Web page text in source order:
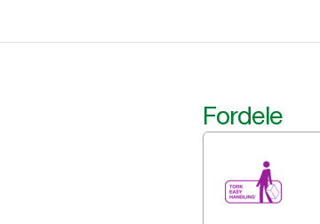
Fordele